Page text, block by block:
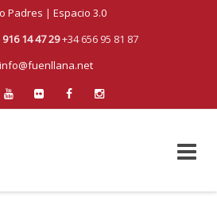
Padres | Espacio 3.0
916 14 47 29+34 656 95 81 87
info@fuenllana.net